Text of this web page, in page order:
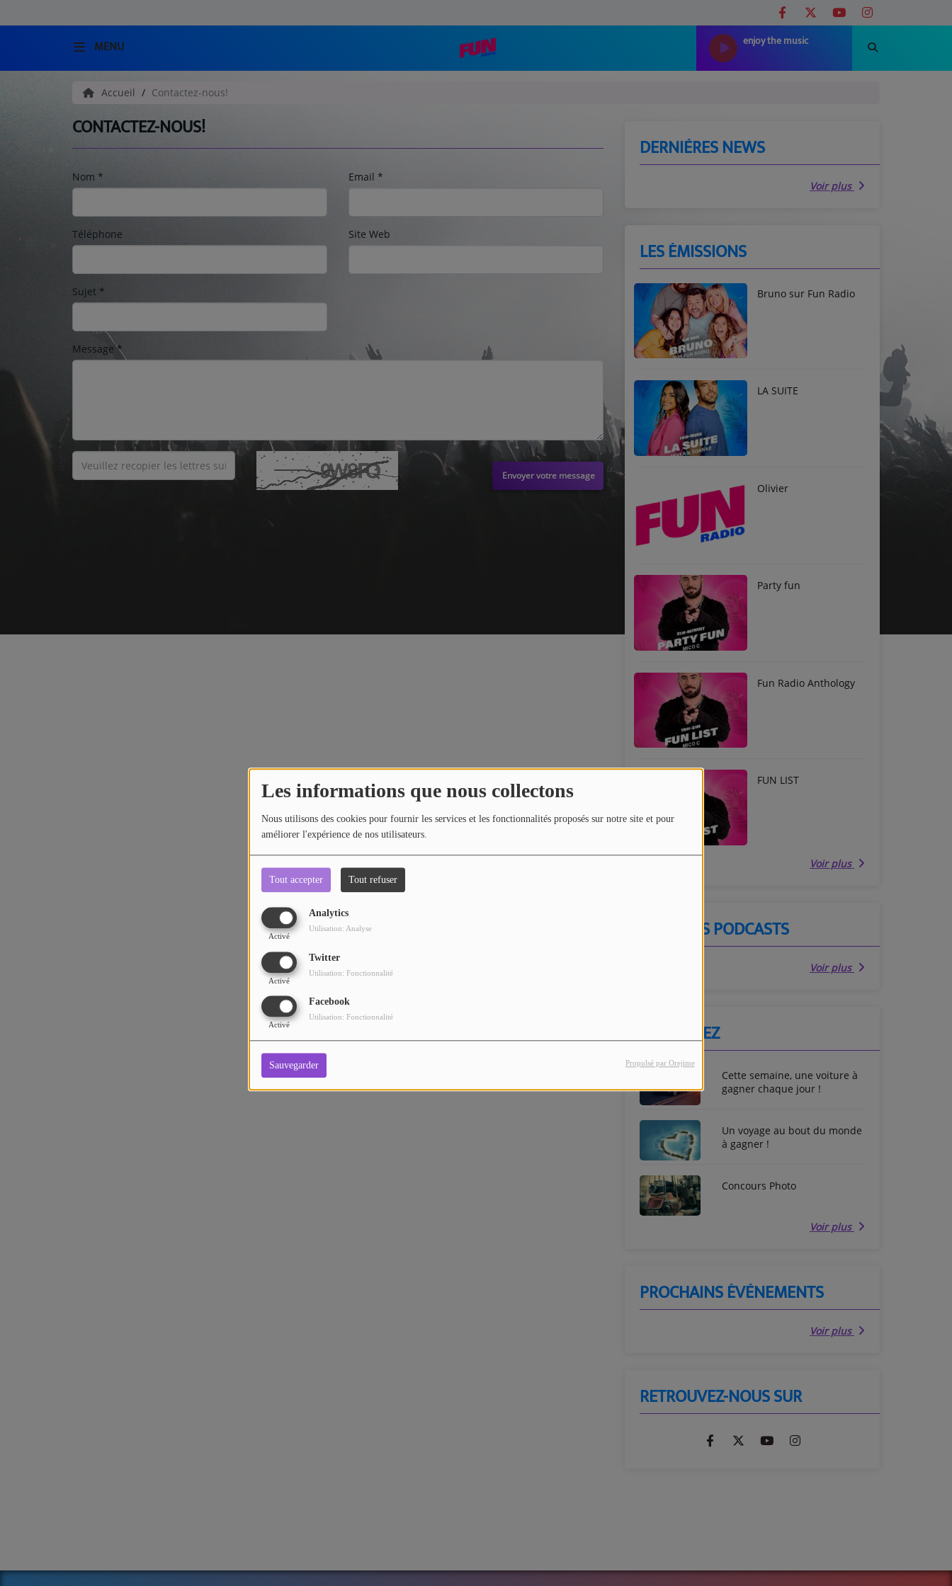
Les informations que nous collectons
Nous utilisons des cookies pour fournir les services et les fonctionnalités proposés sur notre site et pour
améliorer l'expérience de nos utilisateurs.
Tout accepter Tout refuser
Analytics
Activé
Utilisation: Analyse
Twitter
Activé
Utilisation: Fonctionnalité
Facebook
Activé
Utilisation: Fonctionnalité
Sauvegarder Propulsé par Orejime
MENU enjoy the music
EMISSIONS
HISTORIQUE
Accueil Contactez-nous!
CONTACTEZ-NOUS!
Nom * Email *
Téléphone Site Web
Sujet *
Message*
Envoyer votre message
DERNIÈRES NEWS
Voir plus
LES ÉMISSIONS
Bruno sur Fun Radio
LA SUITE
Olivier
Party fun
Fun Radio Anthology
FUN LIST
Voir plus
DERNIERS PODCASTS
Voir plus
PARTICIPEZ
Cette semaine, une voiture à
gagner chaque jour !
Un voyage au bout du monde
à gagner !
Concours Photo
Voir plus
PROCHAINS ÉVÈNEMENTS
Voir plus
RETROUVEZ-NOUS SUR